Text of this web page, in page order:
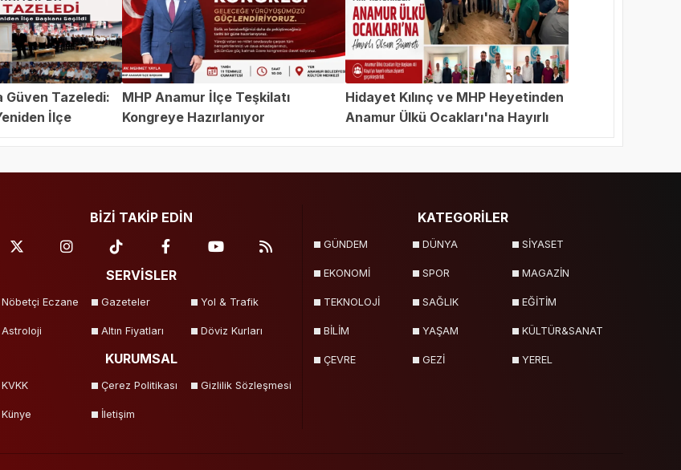
Güven Tazeledi:
İlçe
MHP Anamur İlçe Teşkilatı
Kongreye Hazırlanıyor
Hidayet Kılınç ve MHP Heyetinden
Anamur Ülkü Ocakları'na Hayırlı
BİZİ TAKİP EDİN
SERVİSLER
Nöbetçi Eczane Gazeteler Yol & Trafik
Astroloji Altın Fiyatları Döviz Kurları
KURUMSAL
KVKK Çerez Politikası Gizlilik Sözleşmesi
Künye İletişim
KATEGORİLER
GÜNDEM DÜNYA SİYASET
EKONOMİ SPOR MAGAZİN
TEKNOLOJİ SAĞLIK EĞİTİM
BİLİM YAŞAM KÜLTÜR&SANAT
ÇEVRE GEZİ YEREL